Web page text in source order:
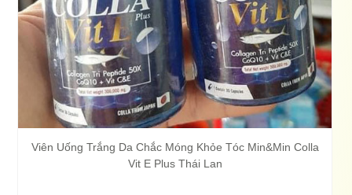
Viên Uống Trắng Da Chắc Móng Khỏe Tóc Min&Min Colla
Vit E Plus Thái Lan